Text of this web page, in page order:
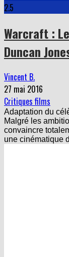
2.5
Warcraft :
Duncan
Vincent B.
27 mai 2016
Critiques films
Adaptation du
Malgré les
convaincre
une cinématique